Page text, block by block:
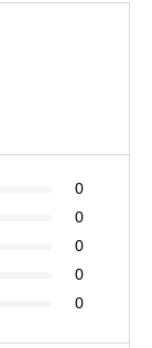
0
0
0
0
0